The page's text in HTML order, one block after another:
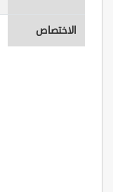
الاختصاص